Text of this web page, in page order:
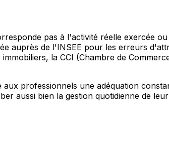
pas à l'activité réelle exercée
auprès de l'INSEE pour les erreurs
la CCI (Chambre de
professionnels une adéquation
aussi bien la gestion quotidienne de